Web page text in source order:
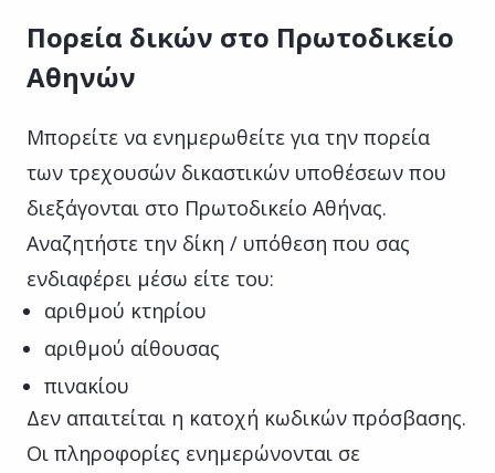
Πορεία δικών στο Πρωτοδικείο
Αθηνών
Μπορείτε να ενημερωθείτε για την πορεία
των τρεχουσών δικαστικών υποθέσεων που
διεξάγονται στο Πρωτοδικείο Αθήνας.
Αναζητήστε την δίκη / υπόθεση που σας
ενδιαφέρει μέσω είτε του:
αριθμού κτηρίου
αριθμού αίθουσας
πινακίου
Δεν απαιτείται η κατοχή κωδικών πρόσβασης.
Οι πληροφορίες ενημερώνονται σε